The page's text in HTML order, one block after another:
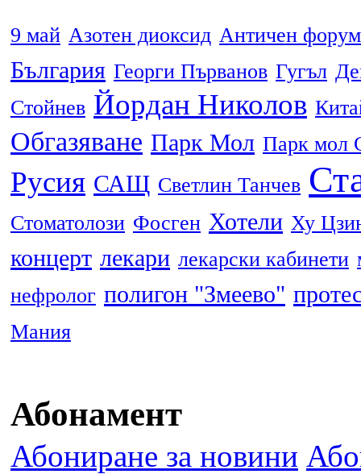
9 май Азотен диоксид Античен форум
България Георги Първанов Гугъл
Стойнев Йордан Николов
Обгазяване Парк Мол Парк мол
Русия САЩ Светлин Танчев
Стоматолози Фосген Хотели Ху
концерт лекари лекарски кабинети
нефролог полигон "Змеево"
Мания
Абонамент
Абониране за новини